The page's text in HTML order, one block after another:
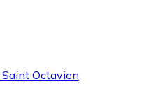
Saint Octavien